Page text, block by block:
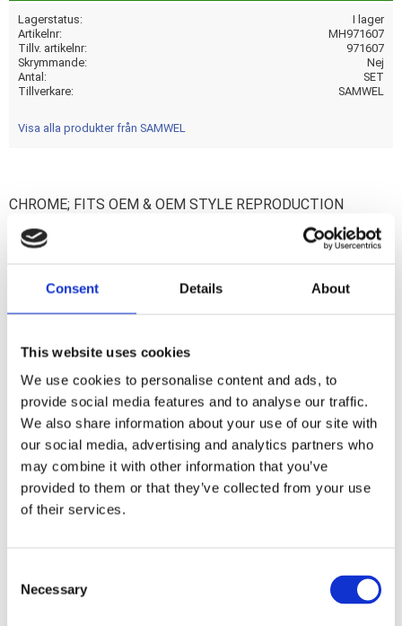
Consent Details About
This website uses cookies
We use cookies to personalise content and ads, to
provide social media features and to analyse our traffic.
We also share information about your use of our site with
our social media, advertising and analytics partners who
may combine it with other information that you’ve
provided to them or that they’ve collected from your use
of their services.
Necessary
Lagerstatus
I lager
Artikelnr
MH971607
Tillv. artikelnr
971607
Skrymmande
Nej
Antal
SET
Tillverkare
SAMWEL
Visa alla produkter från SAMWEL
CHROME; FITS OEM & OEM STYLE REPRODUCTION
SPRINGER FORKS
Dela med dig
F
e
o
o
k
Omdömen
Du